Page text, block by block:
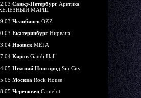
Санкт-Петербург Арктика
МАРШ
Челябинск OZZ
Екатеринбург Нирвана
Ижевск МЕГА
Киров Gaudi Hall
Нижний Новгород Sin City
Москва Rock House
Череповец Camelot